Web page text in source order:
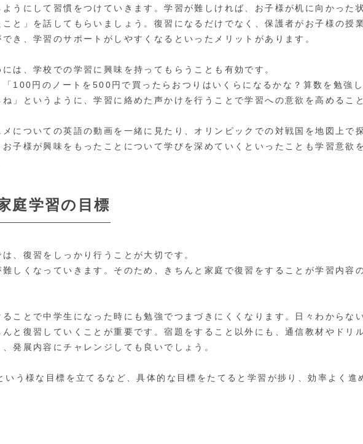
うにして習慣をつけていきます。学習が難しければ、お子様が机に向かった
と」を話してもらいましょう。復習になるだけでなく、保護者がお子様の授
き、学習のサポートがしやすくなるといったメリットがあります。
は、学校での学習に興味を持ってもらうことも有効です。
100円のノートを500円で買ったらおつりはいくらになるかな？算数を勉強し
」というように、学習に絡めた声かけを行うことで学習への意欲を高めること
についての英語の動画を一緒に見たり、オリンピックでの対戦国を地図上で探
子様が興味をもったことについて学びを深めていくといったことも学習意欲を
庭学習の目標
、復習をしっかり行うことが大切です。
しくなっていきます。そのため、きちんと家庭で復習をすることが学習内容
ことで中学生になった時にも勉強でつまづきにくくなります。日々わからな
と復習していくことが重要です。宿題をすること以外にも、通信教材やドリ
発展内容にチャレンジしても良いでしょう。
いう様な目標を立てるなど、具体的な目標をたてると学習が捗り、効率よく進